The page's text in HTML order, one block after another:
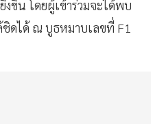
งขึ้น โดยผู้เข้าร่วมจะได้พบ
ดได้ ณ บูธหมาบเลขที่ F1